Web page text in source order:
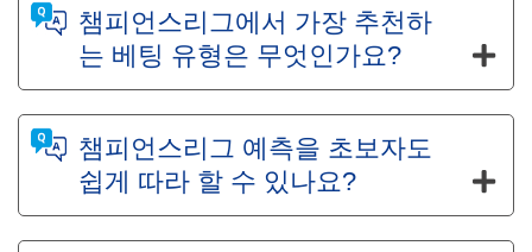
챔피언스리그에서 가장 추천하
는 베팅 유형은 무엇인가요?
챔피언스리그 예측을 초보자도
쉽게 따라 할 수 있나요?